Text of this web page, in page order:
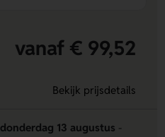
vanaf € 99,52
Bekijk prijsdetails
donderdag 13 augustus